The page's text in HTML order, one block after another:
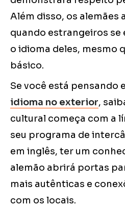
Além disso, os alemães
quando estrangeiros
o idioma deles, mesmo
básico.
Se você está pensando
idioma no exterior,
cultural começa com a
seu programa de
em inglês, ter um
alemão abrirá portas
mais autênticas e
com os locais.